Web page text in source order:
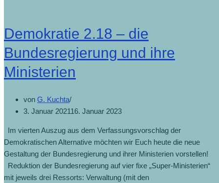
Demokratie 2.18 – die
Bundesregierung und ihre
Ministerien
von G. Kuchta
3. Januar 202116. Januar 2023
Im vierten Auszug aus dem Verfassungsvorschlag der
Demokratischen Alternative möchten wir Euch heute die neue
Gestaltung der Bundesregierung und ihrer Ministerien vorstellen!
Reduktion der Bundesregierung auf vier fixe „Super-Ministerien“
mit jeweils drei Ressorts: Verwaltung (mit den